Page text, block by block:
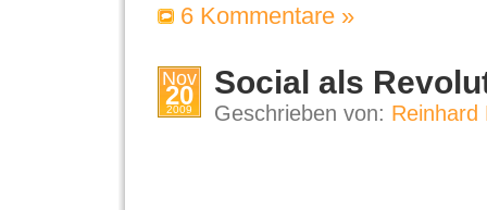
6 Kommentare »
Nov
20
2009
Social als
Geschrieben von: Reinhard